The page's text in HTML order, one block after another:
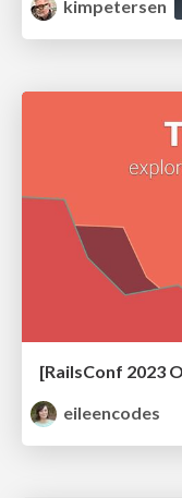
kimpetersen
eileencodes